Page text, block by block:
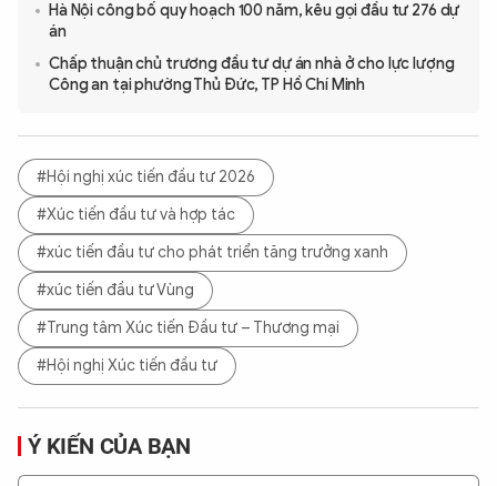
Hà Nội công bố quy hoạch 100 năm, kêu gọi đầu tư 276 dự
án
Chấp thuận chủ trương đầu tư dự án nhà ở cho lực lượng
Công an tại phường Thủ Đức, TP Hồ Chí Minh
#Hội nghị xúc tiến đầu tư 2026
#Xúc tiến đầu tư và hợp tác
#xúc tiến đầu tư cho phát triển tăng trưởng xanh
#xúc tiến đầu tư Vùng
#Trung tâm Xúc tiến Đầu tư – Thương mại
#Hội nghị Xúc tiến đầu tư
Ý KIẾN CỦA BẠN